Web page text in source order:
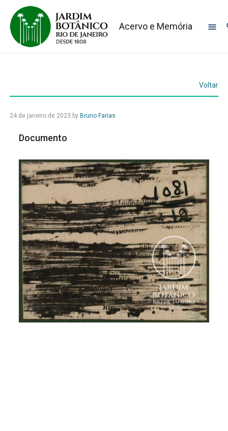
Acervo e Memória
Voltar
24 de janeiro de 2023 by Bruno Farias
Documento